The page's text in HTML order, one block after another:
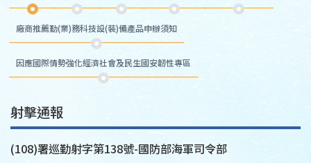
廠商推薦勤(業)務科技設(裝)備產品申辦須知
因應國際情勢強化經濟社會及民生國安韌性專區
射擊通報
(108)署巡勤射字第138號-國防部海軍司令部